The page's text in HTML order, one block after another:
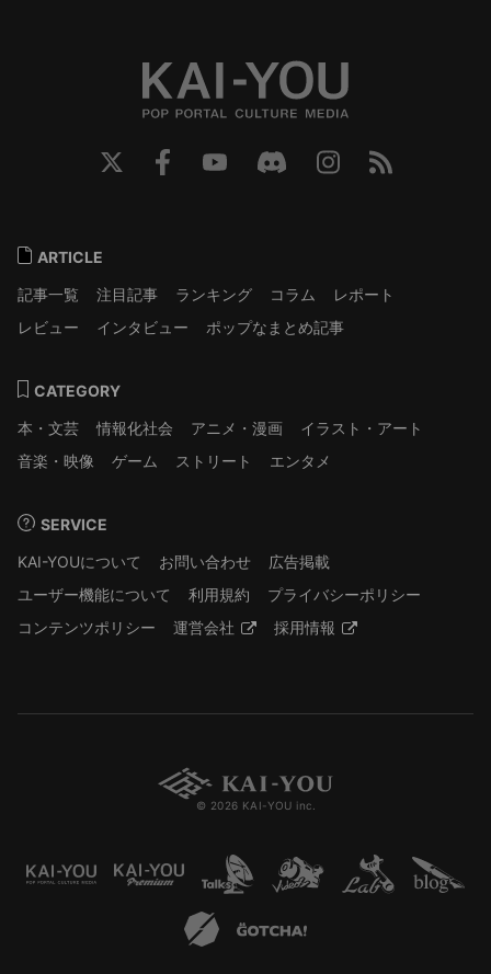
ARTICLE
記事一覧
注目記事 ランキング コラム
レポート
レビュー
インタビュー ポップなまとめ記事
CATEGORY
本・文芸
情報化社会 アニメ・漫画
イラスト・アート
音楽・映像
ゲーム ストリート エンタメ
SERVICE
KAI-YOUについて
お問い合わせ
広告掲載
ユーザー機能について
利用規約
プライバシーポリシー
コンテンツポリシー
運営会社 採用情報
© 2026 KAI-YOU inc.